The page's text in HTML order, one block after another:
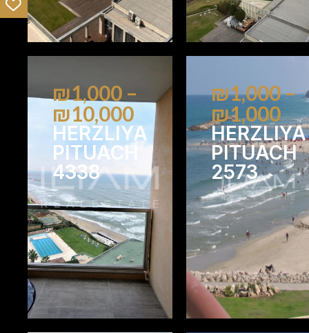
₪1,000 –
₪10,000
HERZLIYA
PITUACH
4338
₪1,000 –
₪1,000
HERZLIYA
PITUACH
2573
2 2